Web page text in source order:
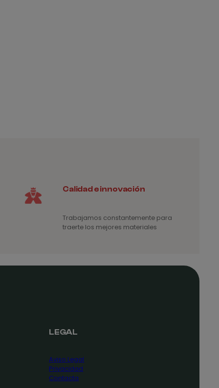
Calidad e innovación
Trabajamos constantemente para
traerte los mejores materiales
LEGAL
Aviso Legal
Privacidad
Contacta